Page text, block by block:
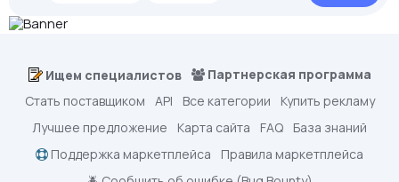
Ищем специалистов
Партнерская программа
Стать поставщиком
API Все категории
Купить рекламу
Лучшее предложение
Карта сайта FAQ
База знаний
Поддержка маркетплейса
Правила маркетплейса